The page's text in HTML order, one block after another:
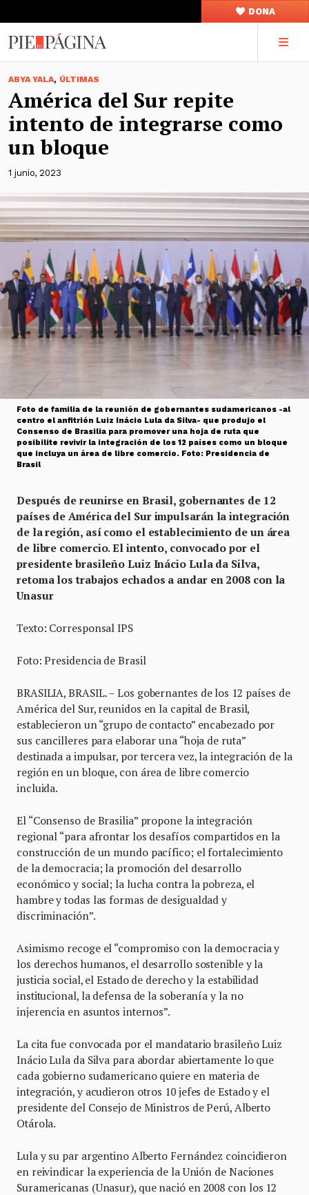
DONA
ABYA YALA, ÚLTIMAS
América del Sur repite
intento de integrarse como
un bloque
1 junio, 2023
Foto de familia de la reunión de gobernantes sudamericanos -al
centro el anfitrión Luiz Inácio Lula da Silva- que produjo el
Consenso de Brasilia para promover una hoja de ruta que
posibilite revivir la integración de los 12 países como un bloque
que incluya un área de libre comercio. Foto: Presidencia de
Brasil
Después de reunirse en Brasil, gobernantes de 12
países de América del Sur impulsarán la integración
de la región, así como el establecimiento de un área
de libre comercio. El intento, convocado por el
presidente brasileño Luiz Inácio Lula da Silva,
retoma los trabajos echados a andar en 2008 con la
Unasur
Texto: Corresponsal IPS
Foto: Presidencia de Brasil
BRASILIA, BRASIL. – Los gobernantes de los 12 países de
América del Sur, reunidos en la capital de Brasil,
establecieron un “grupo de contacto” encabezado por
sus cancilleres para elaborar una “hoja de ruta”
destinada a impulsar, por tercera vez, la integración de la
región en un bloque, con área de libre comercio
incluida.
El “Consenso de Brasilia” propone la integración
regional “para afrontar los desafíos compartidos en la
construcción de un mundo pacífico; el fortalecimiento
de la democracia; la promoción del desarrollo
económico y social; la lucha contra la pobreza, el
hambre y todas las formas de desigualdad y
discriminación”.
Asimismo recoge el “compromiso con la democracia y
los derechos humanos, el desarrollo sostenible y la
justicia social, el Estado de derecho y la estabilidad
institucional, la defensa de la soberanía y la no
injerencia en asuntos internos”.
La cita fue convocada por el mandatario brasileño Luiz
Inácio Lula da Silva para abordar abiertamente lo que
cada gobierno sudamericano quiere en materia de
integración, y acudieron otros 10 jefes de Estado y el
presidente del Consejo de Ministros de Perú, Alberto
Otárola.
Lula y su par argentino Alberto Fernández coincidieron
en reivindicar la experiencia de la Unión de Naciones
Suramericanas (Unasur), que nació en 2008 con los 12